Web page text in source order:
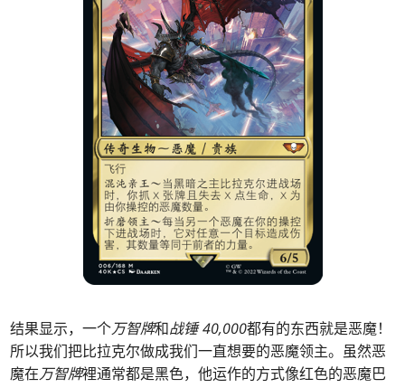
结果显示，一个万智牌和战锤 40,000都有的东西就是恶魔！
所以我们把比拉克尔做成我们一直想要的恶魔领主。虽然恶
魔在万智牌裡通常都是黑色，他运作的方式像红色的恶魔巴